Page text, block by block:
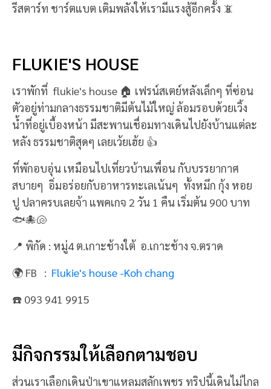
รีสตาร์ท ชาร์ตแบต เติมพลังให้เรามีแรงสู้อีกครั้ง 📵
FLUKIE'S HOUSE
เราพักที่ flukie's house 🏠 เฟรน์สเตย์หลังเล็กๆ ที่ซ่อน
ตัวอยู่ท่ามกลางธรรมชาติมีต้นไม้ใหญ่ ล้อมรอบด้วยเวิ้ง
น้ำที่อยู่เบื้องหน้า มีสะพานเชื่อมทางเดินไปยังบ้านแต่ละ
หลัง ธรรมชาติสุดๆ เลยเว้ยเฮ้ย 👍
ที่พักอบอุ่น เหมือนไปเที่ยวบ้านเพื่อน กับบรรยากาศ
สบายๆ อิ่มอร่อยกับอาหารทะเลเน้นๆ ทั้งหมึก กุ้ง หอย
ปู ปลาครบเลยจ้า แพคเกจ 2 วัน 1 คืน เริ่มต้น 900 บาท
🐟🐙🐚
📍 พิกัด : หมู่4 ต.เกาะช้างใต้ อ.เกาะช้าง จ.ตราด
🌍 FB : Flukie's house -Koh chang
☎️ 093 941 9915
มีกิจกรรมให้เลือกตามชอบ
ส่วนเราเลือกเดินป่าเขาแหลมสลักเพชร ทริปนี้เดินไม่ไกล